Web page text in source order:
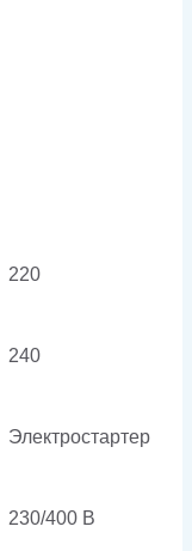
220
240
Электростартер
230/400 В